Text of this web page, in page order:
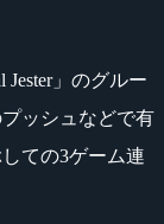
Jester」のグルー
ッシュなどで有
ての3ゲーム連